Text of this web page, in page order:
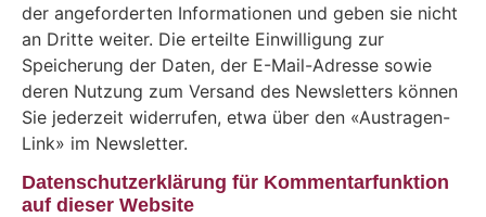
der angeforderten Informationen und geben sie nicht
an Dritte weiter. Die erteilte Einwilligung zur
Speicherung der Daten, der E-Mail-Adresse sowie
deren Nutzung zum Versand des Newsletters können
Sie jederzeit widerrufen, etwa über den «Austragen-
Link» im Newsletter.
Datenschutzerklärung für Kommentarfunktion
auf dieser Website